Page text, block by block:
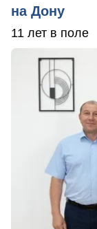
на Дону
11 лет в поле